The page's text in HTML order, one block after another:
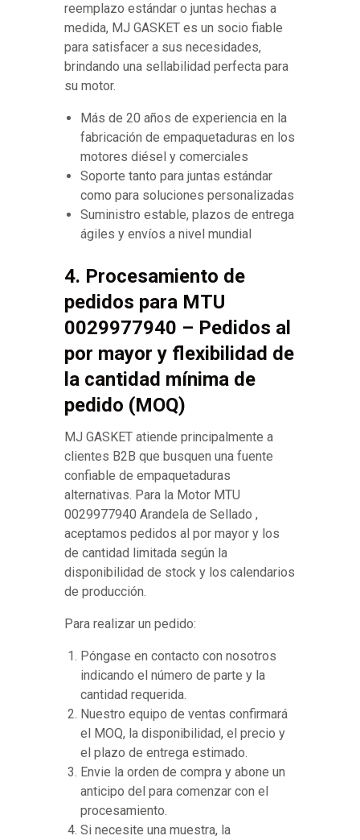
reemplazo estándar o juntas hechas a
medida, MJ GASKET es un socio fiable
para satisfacer a sus necesidades,
brindando una sellabilidad perfecta para
su motor.
Más de 20 años de experiencia en la
fabricación de empaquetaduras en los
motores diésel y comerciales
Soporte tanto para juntas estándar
como para soluciones personalizadas
Suministro estable, plazos de entrega
ágiles y envíos a nivel mundial
4. Procesamiento de
pedidos para MTU
0029977940 – Pedidos al
por mayor y flexibilidad de
la cantidad mínima de
pedido (MOQ)
MJ GASKET atiende principalmente a
clientes B2B que busquen una fuente
confiable de empaquetaduras
alternativas. Para la Motor MTU
0029977940 Arandela de Sellado ,
aceptamos pedidos al por mayor y los
de cantidad limitada según la
disponibilidad de stock y los calendarios
de producción.
Para realizar un pedido:
Póngase en contacto con nosotros
indicando el número de parte y la
cantidad requerida.
Nuestro equipo de ventas confirmará
el MOQ, la disponibilidad, el precio y
el plazo de entrega estimado.
Envie la orden de compra y abone un
anticipo del para comenzar con el
procesamiento.
Si necesite una muestra, la